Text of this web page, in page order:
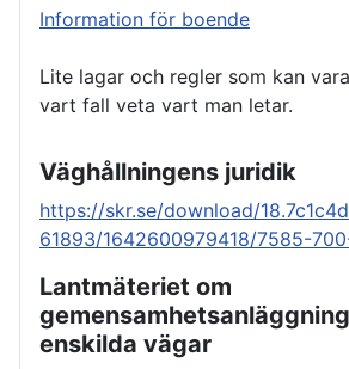
Information för boende
Lite lagar och regler som kan
vart fall veta vart man letar.
Väghållningens juridik
https://skr.se/download/
61893/1642600979418/7585-
Lantmäteriet om
enskilda vägar